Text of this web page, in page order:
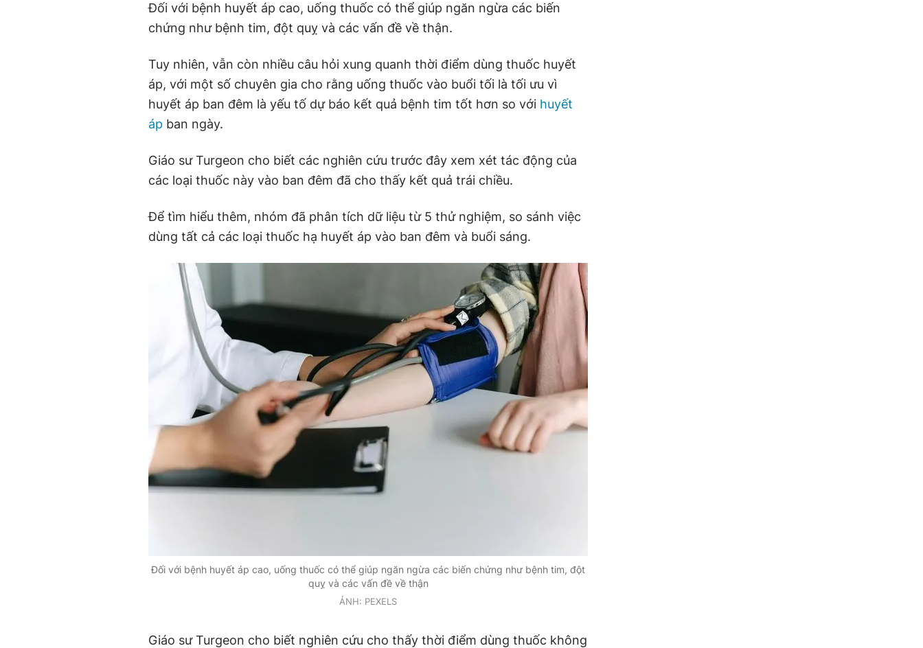
Đối với bệnh huyết áp cao, uống thuốc có thể giúp ngăn ngừa các biến
chứng như bệnh tim, đột quỵ và các vấn đề về thận.
Tuy nhiên, vẫn còn nhiều câu hỏi xung quanh thời điểm dùng thuốc huyết
áp, với một số chuyên gia cho rằng uống thuốc vào buổi tối là tối ưu vì
huyết áp ban đêm là yếu tố dự báo kết quả bệnh tim tốt hơn so với huyết
áp ban ngày.
Giáo sư Turgeon cho biết các nghiên cứu trước đây xem xét tác động của
các loại thuốc này vào ban đêm đã cho thấy kết quả trái chiều.
Để tìm hiểu thêm, nhóm đã phân tích dữ liệu từ 5 thử nghiệm, so sánh việc
dùng tất cả các loại thuốc hạ huyết áp vào ban đêm và buổi sáng.
Đối với bệnh huyết áp cao, uống thuốc có thể giúp ngăn ngừa các biến chứng như bệnh tim, đột
quỵ và các vấn đề về thận
ẢNH: PEXELS
Giáo sư Turgeon cho biết nghiên cứu cho thấy thời điểm dùng thuốc không